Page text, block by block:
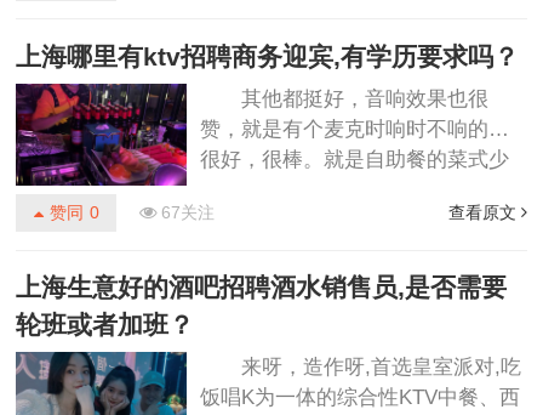
也不错。价格也比较便宜，疫情结
话筒也坏了，音响也不好！！环境
好，地理位置佳，服务一流！上海
杨浦区附近酒吧招聘酒水促销员,有
哪些工作岗位......
上海哪里有ktv招聘商务迎宾,有学历要求吗？
其他都挺好，音响效果也很
赞，就是有个麦克时响时不响的…
很好，很棒。就是自助餐的菜式少
道还有半个小时服务员就进来说时
钱开机费，刚来的时候又说十块开
他们员工自己赔，钱是不多，但是
一天的好心情就被破坏了，太失望
赞同 0 67关注 查看原文
上海生意好的酒吧招聘酒水销售员,是否需要
轮班或者加班？
来呀，造作呀,首选皇室派对,吃
饭唱K为一体的综合性KTV中餐、西